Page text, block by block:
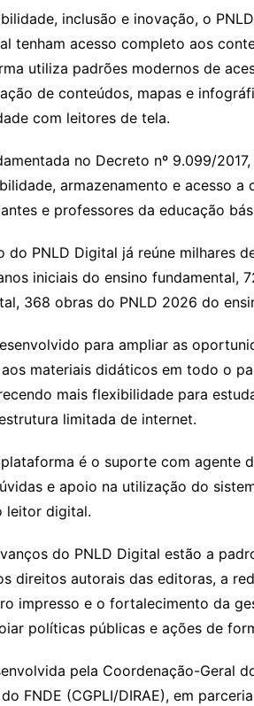
inclusão e inovação, o
tenham acesso completo aos
utiliza padrões modernos de
de conteúdos, mapas e
com leitores de tela.
no Decreto nº 9.099/
armazenamento e acesso
e professores da educação
do PNLD Digital já reúne milhares
iniciais do ensino fundamental,
368 obras do PNLD 2026 do
para ampliar as
materiais didáticos em todo o
mais flexibilidade para
limitada de internet.
é o suporte com agente
e apoio na utilização do
leitor digital.
do PNLD Digital estão a
direitos autorais das editoras, a
impresso e o fortalecimento da
políticas públicas e ações de
pela Coordenação-Geral
FNDE (CGPLI/DIRAE), em